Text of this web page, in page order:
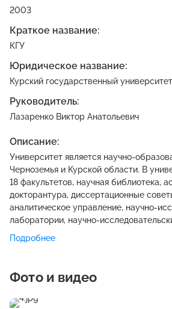
2 программы обучения
Медицина
1 программа обучения
Юриспруденция
Энергетика
1 программа обучения
Дизайн
1 программа обучения
Архитектура
1 программа обучения
2003
Краткое название:
КГУ
Юридическое название:
Курский государственный университет
Руководитель:
Лазаренко Виктор Анатольевич
Описание:
Университет является научно-
Черноземья и Курской области. В
18 факультетов, научная библиотека,
докторантура, диссертационные
аналитическое управление, научно-
лаборатории, научно-
центры. Университет реализует
программы среднего
магистратуры), послевузовского
(аспирантуры), повышения
Подробнее
Фото и видео